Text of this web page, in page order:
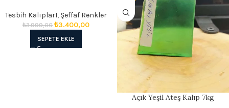
Tesbih KalıplarI, Şeffaf Renkler
₺3.999,00 ₺3.400,00
SEPETE EKLE
Açık Yeşil Ateş Kalıp 7kg